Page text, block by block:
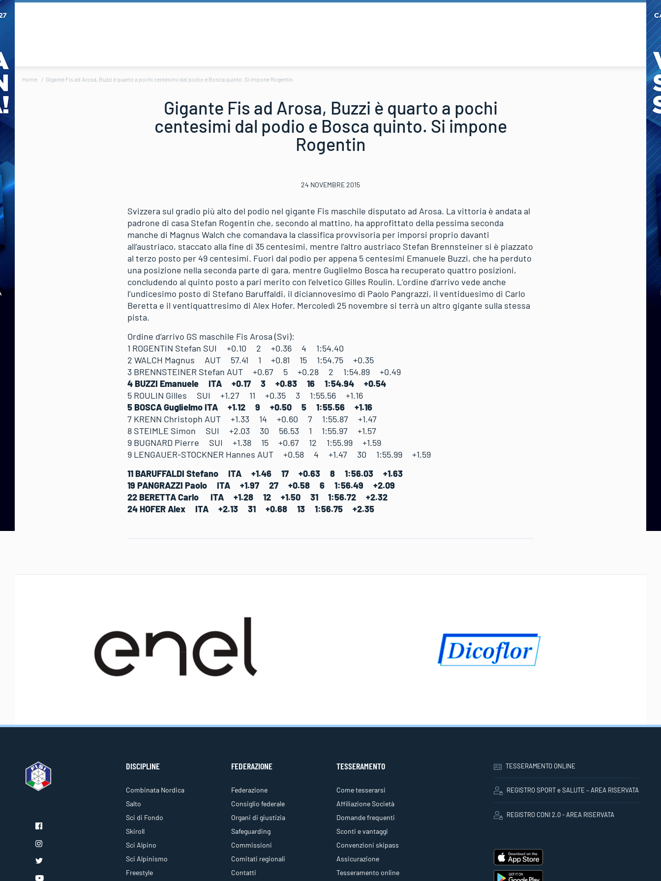
Home Gigante Fis ad Arosa, Buzzi è quarto a pochi centesimi dal podio e Bosca quinto. Si impone Rogentin
Gigante Fis ad Arosa, Buzzi è quarto a pochi
centesimi dal podio e Bosca quinto. Si impone
Rogentin
24 NOVEMBRE 2015
Svizzera sul gradio più alto del podio nel gigante Fis maschile disputato ad Arosa. La vittoria è andata al
padrone di casa Stefan Rogentin che, secondo al mattino, ha approfittato della pessima seconda
manche di Magnus Walch che comandava la classifica provvisoria per imporsi proprio davanti
all’austriaco, staccato alla fine di 35 centesimi, mentre l’altro austriaco Stefan Brennsteiner si è piazzato
al terzo posto per 49 centesimi. Fuori dal podio per appena 5 centesimi Emanuele Buzzi, che ha perduto
una posizione nella seconda parte di gara, mentre Guglielmo Bosca ha recuperato quattro posizioni,
concludendo al quinto posto a pari merito con l’elvetico Gilles Roulin. L’ordine d’arrivo vede anche
l’undicesimo posto di Stefano Baruffaldi, il diciannovesimo di Paolo Pangrazzi, il ventiduesimo di Carlo
Beretta e il ventiquattresimo di Alex Hofer. Mercoledì 25 novembre si terrà un altro gigante sulla stessa
pista.
Ordine d’arrivo GS maschile Fis Arosa (Svi):
1 ROGENTIN Stefan SUI +0.10 2 +0.36 4 1:54.40
2 WALCH Magnus AUT 57.41 1 +0.81 15 1:54.75 +0.35
3 BRENNSTEINER Stefan AUT +0.67 5 +0.28 2 1:54.89 +0.49
4 BUZZI Emanuele ITA +0.17 3 +0.83 16 1:54.94 +0.54
5 ROULIN Gilles SUI +1.27 11 +0.35 3 1:55.56 +1.16
5 BOSCA Guglielmo ITA +1.12 9 +0.50 5 1:55.56 +1.16
7 KRENN Christoph AUT +1.33 14 +0.60 7 1:55.87 +1.47
8 STEIMLE Simon SUI +2.03 30 56.53 1 1:55.97 +1.57
9 BUGNARD Pierre SUI +1.38 15 +0.67 12 1:55.99 +1.59
9 LENGAUER-STOCKNER Hannes AUT +0.58 4 +1.47 30 1:55.99 +1.59
11 BARUFFALDI Stefano ITA +1.46 17 +0.63 8 1:56.03 +1.63
19 PANGRAZZI Paolo ITA +1.97 27 +0.58 6 1:56.49 +2.09
22 BERETTA Carlo ITA +1.28 12 +1.50 31 1:56.72 +2.32
24 HOFER Alex ITA +2.13 31 +0.68 13 1:56.75 +2.35
DISCIPLINE
Combinata Nordica
Salto
Sci di Fondo
Skiroll
Sci Alpino
Sci Alpinismo
Freestyle
FEDERAZIONE
Federazione
Consiglio federale
Organi di giustizia
Safeguarding
Commissioni
Comitati regionali
Contatti
TESSERAMENTO
Come tesserarsi
Affiliazione Società
Domande frequenti
Sconti e vantaggi
Convenzioni skipass
Assicurazione
Tesseramento online
TESSERAMENTO ONLINE
REGISTRO SPORT e SALUTE – AREA RISERVATA
REGISTRO CONI 2.0 - AREA RISERVATA